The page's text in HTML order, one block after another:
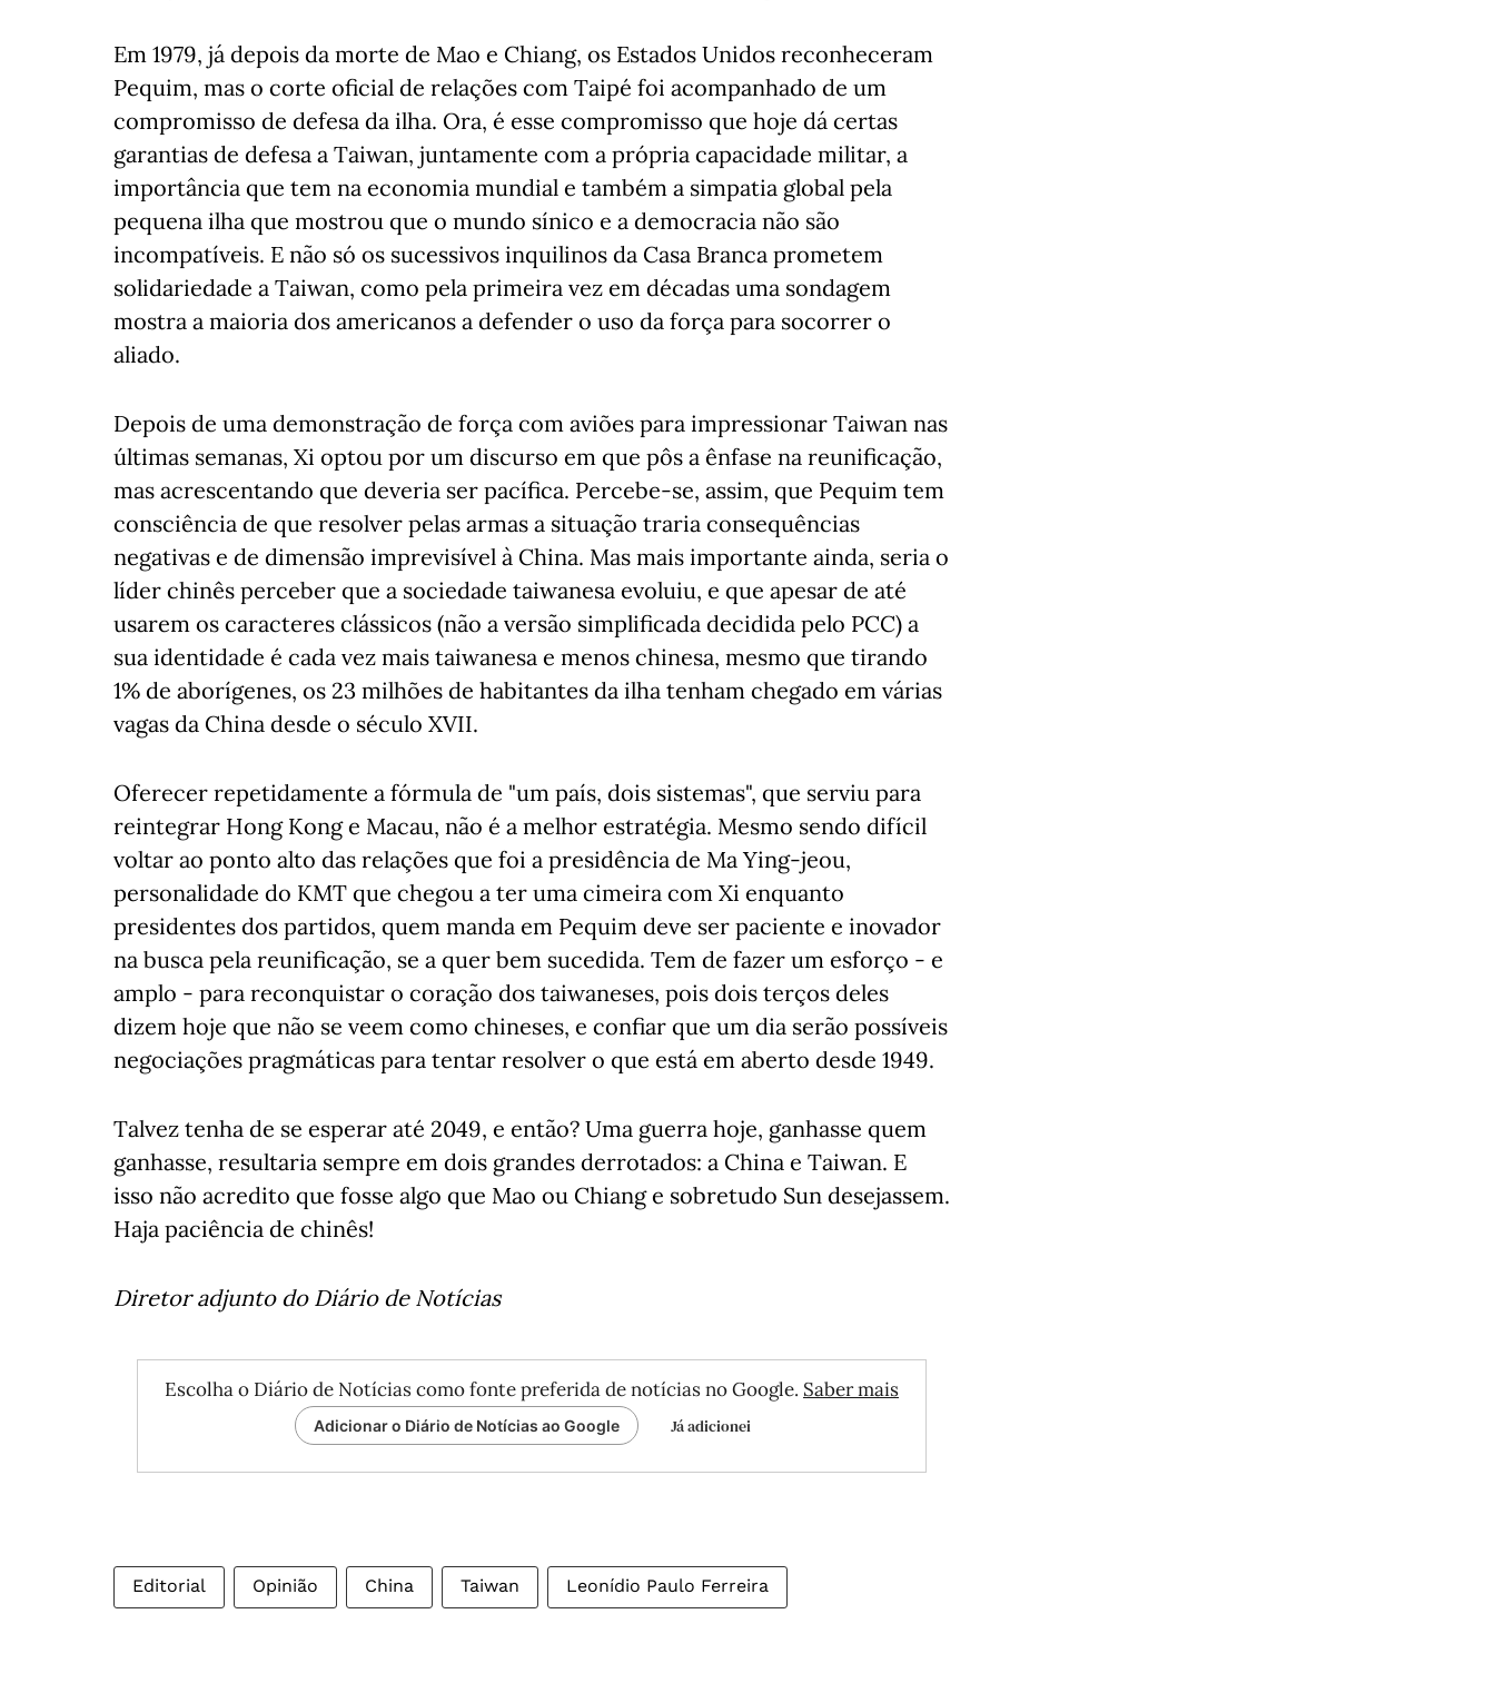
Em 1979, já depois da morte de Mao e Chiang, os Estados Unidos reconheceram
Pequim, mas o corte oficial de relações com Taipé foi acompanhado de um
compromisso de defesa da ilha. Ora, é esse compromisso que hoje dá certas
garantias de defesa a Taiwan, juntamente com a própria capacidade militar, a
importância que tem na economia mundial e também a simpatia global pela
pequena ilha que mostrou que o mundo sínico e a democracia não são
incompatíveis. E não só os sucessivos inquilinos da Casa Branca prometem
solidariedade a Taiwan, como pela primeira vez em décadas uma sondagem
mostra a maioria dos americanos a defender o uso da força para socorrer o
aliado.
Depois de uma demonstração de força com aviões para impressionar Taiwan nas
últimas semanas, Xi optou por um discurso em que pôs a ênfase na reunificação,
mas acrescentando que deveria ser pacífica. Percebe-se, assim, que Pequim tem
consciência de que resolver pelas armas a situação traria consequências
negativas e de dimensão imprevisível à China. Mas mais importante ainda, seria o
líder chinês perceber que a sociedade taiwanesa evoluiu, e que apesar de até
usarem os caracteres clássicos (não a versão simplificada decidida pelo PCC) a
sua identidade é cada vez mais taiwanesa e menos chinesa, mesmo que tirando
1% de aborígenes, os 23 milhões de habitantes da ilha tenham chegado em várias
vagas da China desde o século XVII.
Oferecer repetidamente a fórmula de "um país, dois sistemas", que serviu para
reintegrar Hong Kong e Macau, não é a melhor estratégia. Mesmo sendo difícil
voltar ao ponto alto das relações que foi a presidência de Ma Ying-jeou,
personalidade do KMT que chegou a ter uma cimeira com Xi enquanto
presidentes dos partidos, quem manda em Pequim deve ser paciente e inovador
na busca pela reunificação, se a quer bem sucedida. Tem de fazer um esforço - e
amplo - para reconquistar o coração dos taiwaneses, pois dois terços deles
dizem hoje que não se veem como chineses, e confiar que um dia serão possíveis
negociações pragmáticas para tentar resolver o que está em aberto desde 1949.
Talvez tenha de se esperar até 2049, e então? Uma guerra hoje, ganhasse quem
ganhasse, resultaria sempre em dois grandes derrotados: a China e Taiwan. E
isso não acredito que fosse algo que Mao ou Chiang e sobretudo Sun desejassem.
Haja paciência de chinês!
Diretor adjunto do Diário de Notícias
Escolha o Diário de Notícias como fonte preferida de notícias no Google. Saber mais
Adicionar o Diário de Notícias ao Google Já adicionei
Editorial Opinião China Taiwan Leonídio Paulo Ferreira